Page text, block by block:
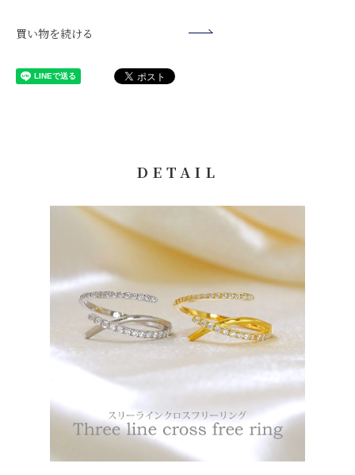
ンセルされます。
円以上660円、10万円以上30万円まで1,100円
ご注文後、7日以内にお振込をお願い致します。期日までに入金
がない場合は自動でキャンセルされます。
※コンビニ決済をご利用の場合、別途決済手数料220円がかかり
※ご入金が確認でき次第、商品を発送致します。
※配送日をご指定されてる場合は、ご指定日の3日前までに入金
が確認できるようお振込ください。
【ご利用いただけるコンビニ】
ローソン、セイコーマート、ミニストップ、ファミリーマート
【お支払い方法について】
お支払い内容については、購入手続き後の画面上とメールでもお
送りしていますのでご確認ください。
配送状況をご確認いただけます。
⇒日本郵便
買い物を続ける
DETAIL